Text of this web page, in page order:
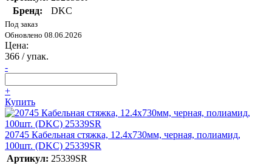
Бренд:
DKC
Под заказ
Обновлено 08.06.2026
Цена:
366 / упак.
-
+
Купить
20745 Кабельная стяжка, 12.4х730мм, черная, полиамид,
100шт. (DKC) 25339SR
Артикул: 25339SR